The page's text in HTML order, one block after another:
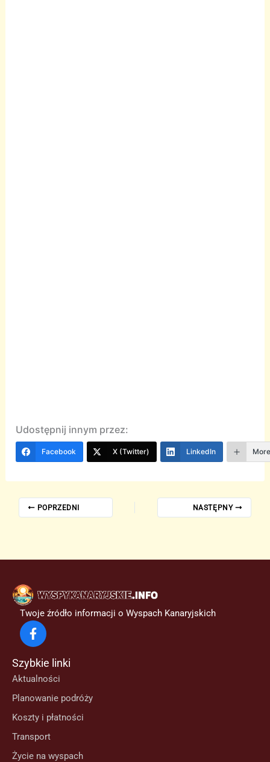
Udostępnij innym przez:
Facebook X (Twitter) LinkedIn
POPRZEDNI NASTĘPNY
Twoje źródło informacji o Wyspach Kanaryjskich
Szybkie linki
Aktualności
Planowanie podróży
Koszty i płatności
Transport
Życie na wyspach